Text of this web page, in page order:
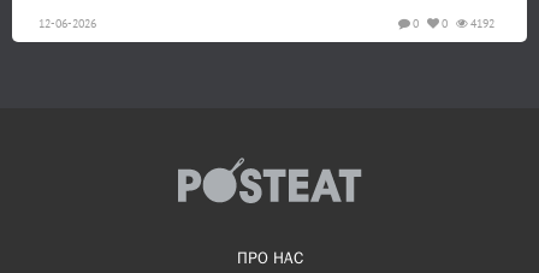
12-06-2026 4192
0
0
ПРО НАС